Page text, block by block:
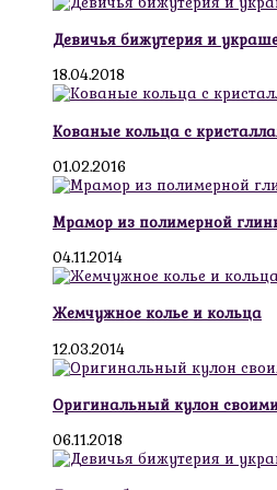
Девичья бижутерия и
18.04.2018
Кованые кольца с
01.02.2016
Мрамор из полимерной
04.11.2014
Жемчужное колье и кольца
12.03.2014
Оригинальный кулон
06.11.2018